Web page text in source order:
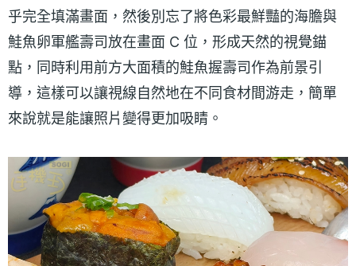
乎完全填滿畫面，然後別忘了將色彩最鮮豔的海膽與
鮭魚卵軍艦壽司放在畫面 C 位，形成天然的視覺錨
點，同時利用前方大面積的鮭魚握壽司作為前景引
導，這樣可以讓視線自然地在不同食材間游走，簡單
來說就是能讓照片變得更加吸睛。